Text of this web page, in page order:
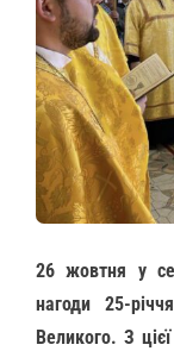
26 жовтня у
нагоди 25-
Великого. З